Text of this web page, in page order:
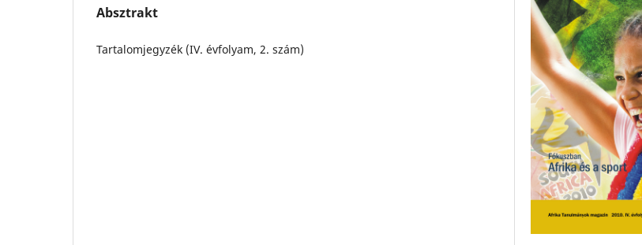
Absztrakt
Tartalomjegyzék (IV. évfolyam, 2. szám)